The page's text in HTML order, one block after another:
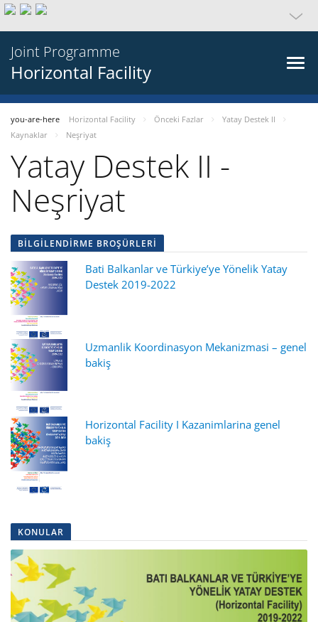
Joint Programme
Horizontal Facility
you-are-here Horizontal Facility Önceki Fazlar
Yatay Destek II
Kaynaklar
Neşriyat
Yatay Destek II -
Neşriyat
BILGILENDIRME BROŞÜRLERI
Bati Balkanlar ve Türkiye’ye Yönelik Yatay
Destek 2019-2022
Uzmanlik Koordinasyon Mekanizmasi – genel
bakiş
Horizontal Facility I Kazanimlarina genel
bakiş
KONULAR